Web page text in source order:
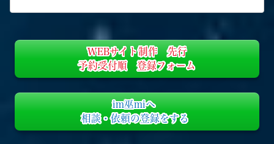
WEBサイト制作 先行
予約受付順 登録フォーム
im巫miへ
相談・依頼の登録をする